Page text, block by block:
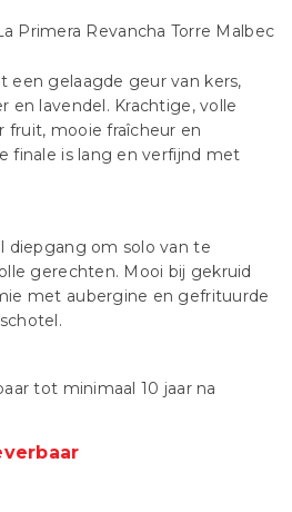
een gelaagde geur van kers,
en lavendel. Krachtige, volle
fruit, mooie fraîcheur en
finale is lang en verfijnd met
diepgang om solo van te
gerechten. Mooi bij gekruid
met aubergine en gefrituurde
tot minimaal 10 jaar na